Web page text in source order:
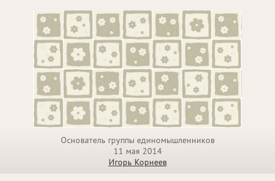
Основатель группы единомышленников
11 мая 2014
Игорь Корнеев